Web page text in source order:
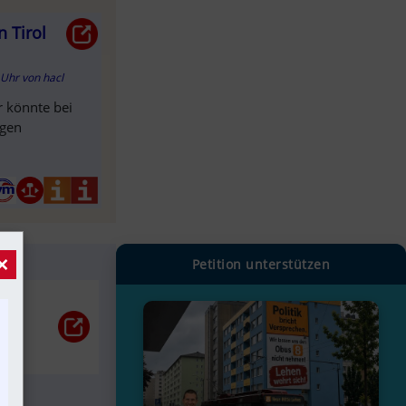
Tirol
vonhacl
könnte bei
Petition unterstützen